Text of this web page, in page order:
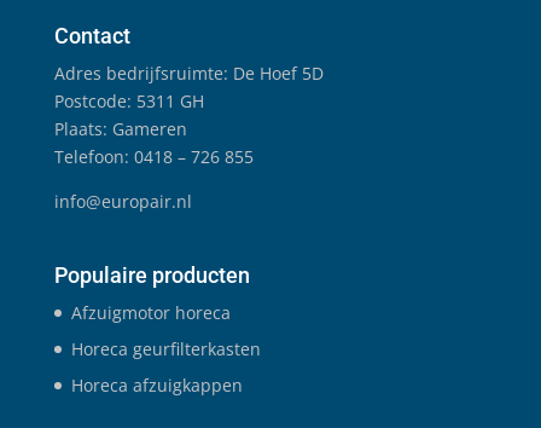
Contact
Adres bedrijfsruimte: De Hoef 5D
Postcode: 5311 GH
Plaats: Gameren
Telefoon: 0418 – 726 855
info@europair.nl
Populaire producten
Afzuigmotor horeca
Horeca geurfilterkasten
Horeca afzuigkappen